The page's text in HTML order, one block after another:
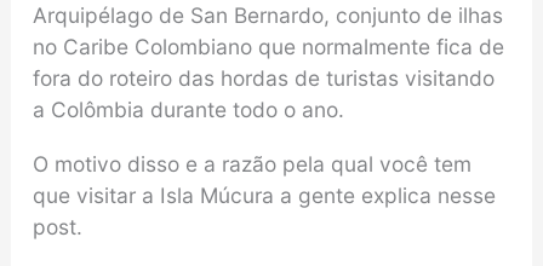
Arquipélago de San Bernardo, conjunto de ilhas
no Caribe Colombiano que normalmente fica de
fora do roteiro das hordas de turistas visitando
a Colômbia durante todo o ano.
O motivo disso e a razão pela qual você tem
que visitar a Isla Múcura a gente explica nesse
post.